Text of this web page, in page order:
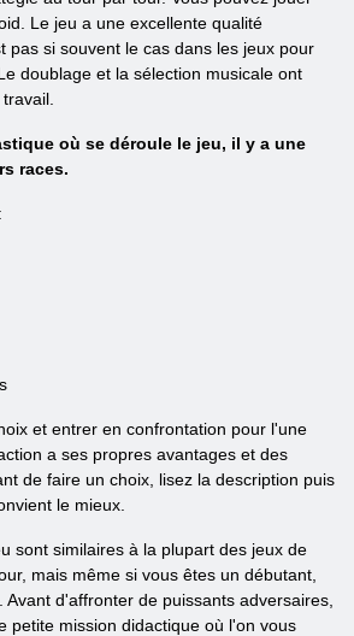
Le jeu a une excellente qualité
pas si souvent le cas dans les jeux pour
doublage et la sélection musicale ont
où se déroule le jeu, il y a une
races.
et entrer en confrontation pour l'une
a ses propres avantages et des
de faire un choix, lisez la description puis
le mieux.
sont similaires à la plupart des jeux de
mais même si vous êtes un débutant,
Avant d'affronter de puissants adversaires,
petite mission didactique où l'on vous